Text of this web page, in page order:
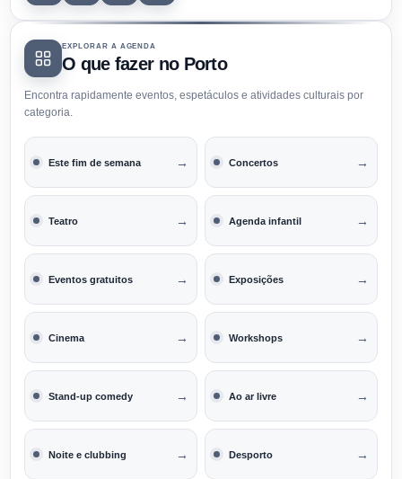
EXPLORAR A AGENDA
O que fazer no Porto
Encontra rapidamente eventos, espetáculos e atividades culturais por
categoria.
Este fim de semana → Concertos →
Teatro → Agenda infantil →
Eventos gratuitos → Exposições →
Cinema → Workshops →
Stand-up comedy → Ao ar livre →
Noite e clubbing → Desporto →